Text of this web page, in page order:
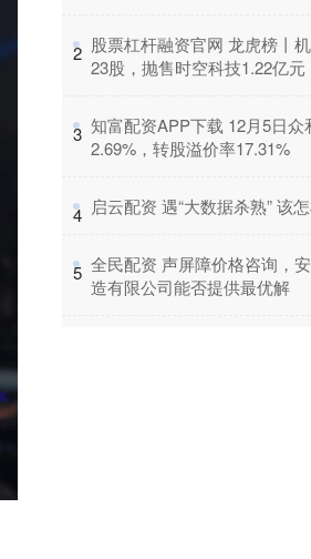
2 股票杠杆融资官网 龙虎榜丨
23股，抛售时空科技1.22亿元
3 知富配资APP下载 12月5日众
2.69%，转股溢价率17.31%
4 启云配资 遇“大数据杀熟” 该
5 全民配资 声屏障价格咨询，
造有限公司能否提供最优解